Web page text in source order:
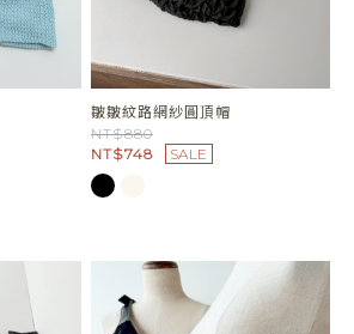
皺皺紋路網紗圓頂帽
NT$880
NT$748
SALE